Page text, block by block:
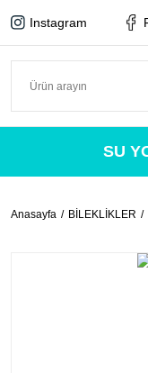
Instagram
SU
Anasayfa BİLEKLİKLER